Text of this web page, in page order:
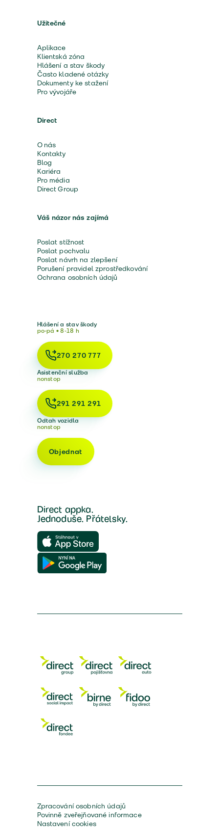
Užitečné
Aplikace
Klientská zóna
Hlášení a stav škody
Často kladené otázky
Dokumenty ke stažení
Pro vývojáře
Direct
O nás
Kontakty
Blog
Kariéra
Pro média
Direct Group
Váš názor nás zajímá
Poslat stížnost
Poslat pochvalu
Poslat návrh na zlepšení
Porušení pravidel zprostředkování
Ochrana osobních údajů
Hlášení a stav škody
po-pá • 8-18 h
270 270 777
Asistenční služba
nonstop
291 291 291
Odtah vozidla
nonstop
Objednat
Direct appka.
Jednoduše. Přátelsky.
Zpracování osobních údajů
Povinně zveřejňované informace
Nastavení cookies